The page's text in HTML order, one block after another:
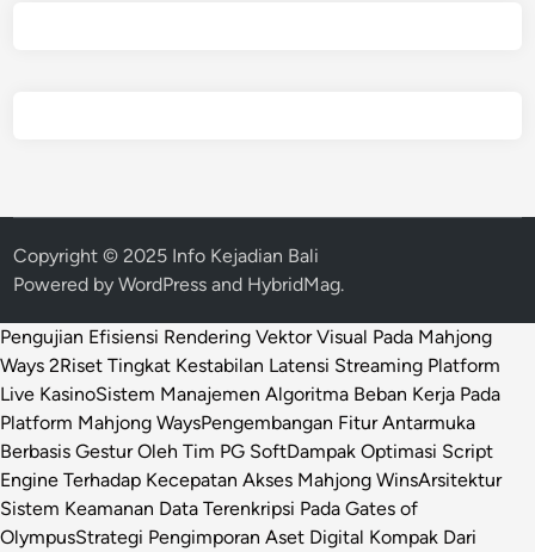
Copyright © 2025 Info Kejadian Bali
Powered byWordPress and HybridMag.
Pengujian Efisiensi Rendering Vektor Visual Pada Mahjong
Ways 2Riset Tingkat Kestabilan Latensi Streaming Platform
Live KasinoSistem Manajemen Algoritma Beban Kerja Pada
Platform Mahjong WaysPengembangan Fitur Antarmuka
Berbasis Gestur Oleh Tim PG SoftDampak Optimasi Script
Engine Terhadap Kecepatan Akses Mahjong WinsArsitektur
Sistem Keamanan Data Terenkripsi Pada Gates of
OlympusStrategi Pengimporan Aset Digital Kompak Dari